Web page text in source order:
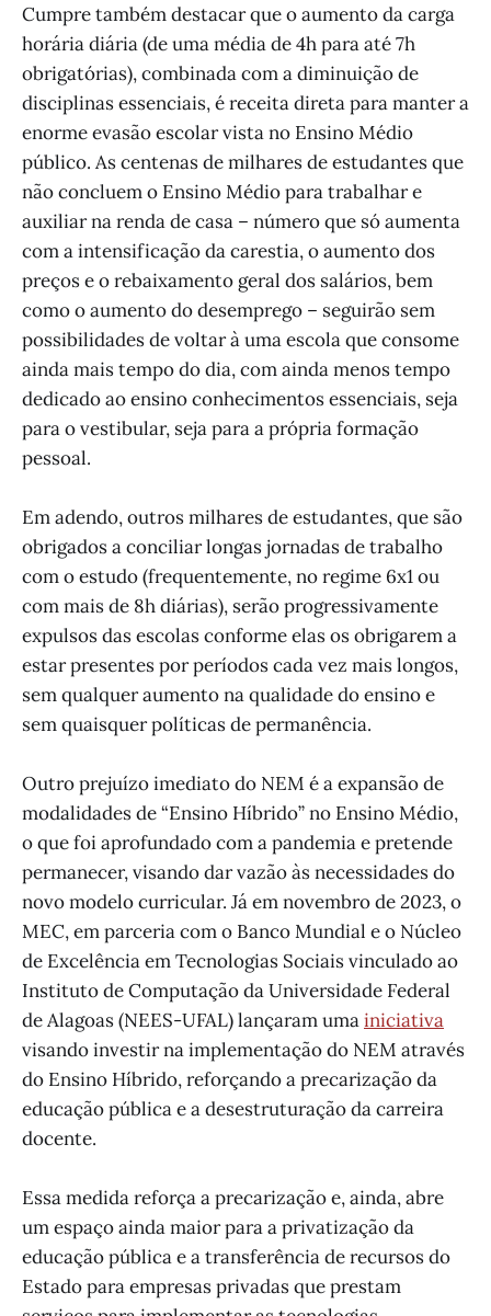
Cumpre também destacar que o aumento da carga
horária diária (de uma média de 4h para até 7h
obrigatórias), combinada com a diminuição de
disciplinas essenciais, é receita direta para manter a
enorme evasão escolar vista no Ensino Médio
público. As centenas de milhares de estudantes que
não concluem o Ensino Médio para trabalhar e
auxiliar na renda de casa – número que só aumenta
com a intensificação da carestia, o aumento dos
preços e o rebaixamento geral dos salários, bem
como o aumento do desemprego – seguirão sem
possibilidades de voltar à uma escola que consome
ainda mais tempo do dia, com ainda menos tempo
dedicado ao ensino conhecimentos essenciais, seja
para o vestibular, seja para a própria formação
pessoal.
Em adendo, outros milhares de estudantes, que são
obrigados a conciliar longas jornadas de trabalho
com o estudo (frequentemente, no regime 6x1 ou
com mais de 8h diárias), serão progressivamente
expulsos das escolas conforme elas os obrigarem a
estar presentes por períodos cada vez mais longos,
sem qualquer aumento na qualidade do ensino e
sem quaisquer políticas de permanência.
Outro prejuízo imediato do NEM é a expansão de
modalidades de “Ensino Híbrido” no Ensino Médio,
o que foi aprofundado com a pandemia e pretende
permanecer, visando dar vazão às necessidades do
novo modelo curricular. Já em novembro de 2023, o
MEC, em parceria com o Banco Mundial e o Núcleo
de Excelência em Tecnologias Sociais vinculado ao
Instituto de Computação da Universidade Federal
de Alagoas (NEES-UFAL) lançaram umainiciativa
visando investir na implementação do NEM através
do Ensino Híbrido, reforçando a precarização da
educação pública e a desestruturação da carreira
docente.
Essa medida reforça a precarização e, ainda, abre
um espaço ainda maior para a privatização da
educação pública e a transferência de recursos do
Estado para empresas privadas que prestam